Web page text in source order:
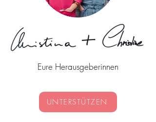
Eure Herausgeberinnen
UNTERSTÜTZEN